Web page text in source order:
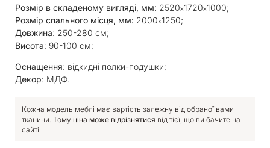
Розмір в складеному вигляді, мм: 2520х1720х1000;
Розмір спального місця, мм: 2000х1250;
Довжина: 250-280 см;
Висота: 90-100 см;
Оснащення: відкидні полки-подушки;
Декор: МДФ.
Кожна модель меблі має вартість залежну від обраної вами
тканини. Тому ціна може відрізнятися від тієї, що ви бачите на
сайті.